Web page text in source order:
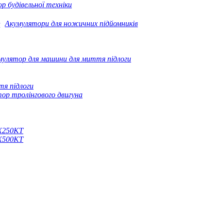
будівельної техніки
Акумулятори для ножичних підйомників
для машини для миття підлоги
підлоги
тролінгового двигуна